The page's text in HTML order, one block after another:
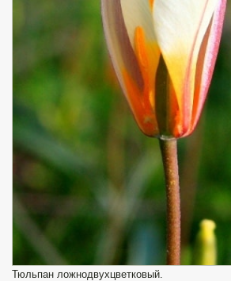
Тюльпан ложнодвухцветковый.